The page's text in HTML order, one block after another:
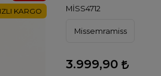
KARGO
MİSS4712
Missemramiss
3.999,90